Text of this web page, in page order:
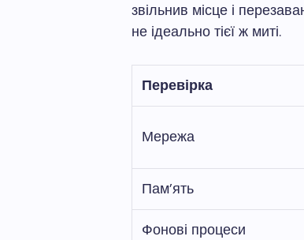
звільнив місце і
не ідеально тієї ж миті.
Перевірка
Мережа
Пам’ять
Фонові процеси